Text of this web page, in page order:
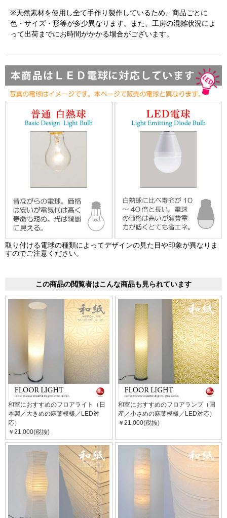
※天然素材を使用し全て手作り製作しているため、商品ごとに
色・サイズ・形等が多少異なります。また、工房の混雑状況によ
って出荷までにお時間がかかる場合がございます。
取り付ける電球の種類によってデザインの見た目や印象が異なりま
すのでご注意ください。
この商品の閲覧者はこんな商品も見られています
和室におすすめのフロアライト（日
本製／大きめの麻葉模様／LED対
応）
￥21,000(税抜)
和室におすすめのフロアランプ（国
産／小さめの麻葉模様／LED対応）
￥21,000(税抜)